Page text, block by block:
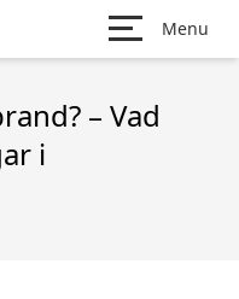
Menu
– Vad
i